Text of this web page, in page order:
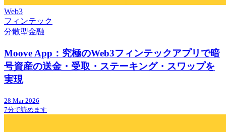
Web3
フィンテック
分散型金融
Moove App：究極のWeb3フィンテックアプリで暗
号資産の送金・受取・ステーキング・スワップを
実現
28 Mar 2026
7分で読めます